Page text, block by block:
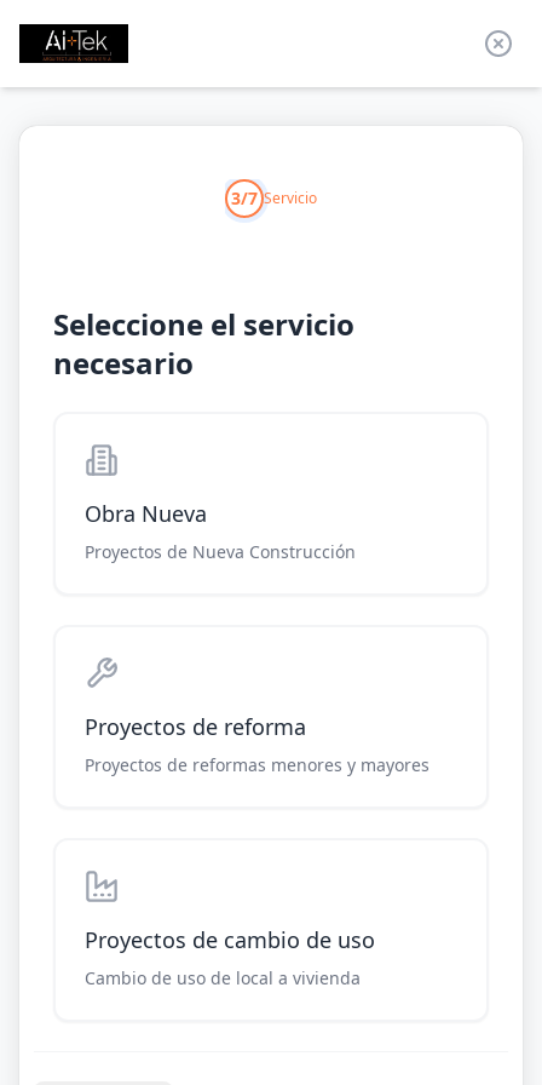
3/7 Servicio
Seleccione el servicio
necesario
Obra Nueva
Proyectos de Nueva Construcción
Proyectos de reforma
Proyectos de reformas menores y mayores
Proyectos de cambio de uso
Cambio de uso de local a vivienda